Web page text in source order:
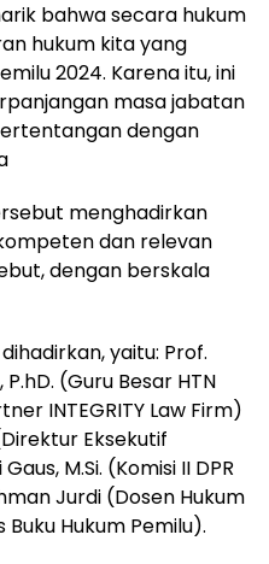
bahwa secara hukum
hukum kita yang
2024. Karena itu, ini
masa jabatan
dengan
menghadirkan
dan relevan
dengan berskala
yaitu: Prof.
P.hD. (Guru Besar HTN
INTEGRITY Law Firm)
Eksekutif
M.Si. (Komisi II DPR
Jurdi (Dosen Hukum
Hukum Pemilu).